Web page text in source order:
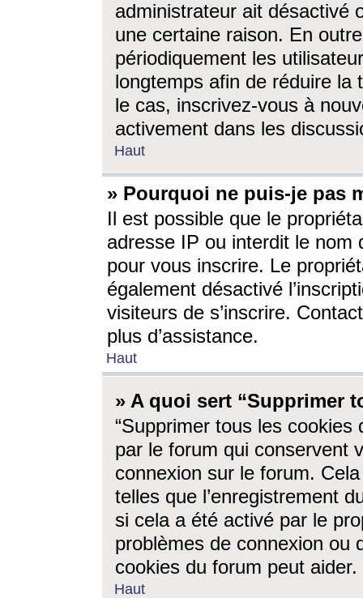
administrateur ait désactivé
une certaine raison. En
périodiquement les
longtemps afin de réduire la
le cas, inscrivez-vous à
activement dans les
Haut
» Pourquoi ne puis-je pas
Il est possible que le
adresse IP ou interdit le nom
pour vous inscrire. Le
également désactivé
visiteurs de s’inscrire.
plus d’assistance.
Haut
» A quoi sert “Supprimer
“Supprimer tous les cookies
par le forum qui conservent
connexion sur le forum.
telles que l’enregistrement
si cela a été activé par le
problèmes de connexion ou
cookies du forum peut aider.
Haut